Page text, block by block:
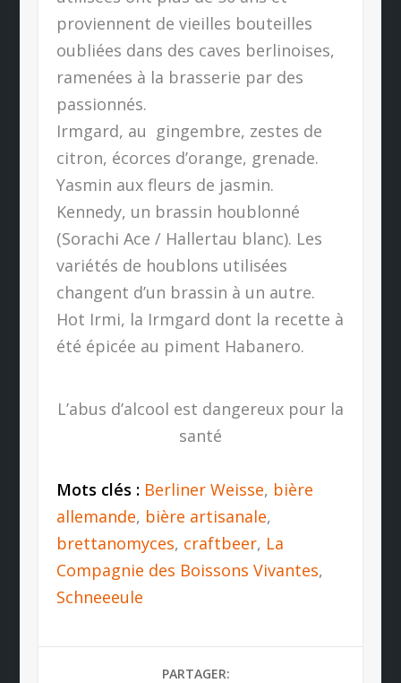
proviennent de vieilles bouteilles
oubliées dans des caves berlinoises,
ramenées à la brasserie par des
passionnés.
Irmgard, au gingembre, zestes de
citron, écorces d’orange, grenade.
Yasmin aux fleurs de jasmin.
Kennedy, un brassin houblonné
(Sorachi Ace / Hallertau blanc). Les
variétés de houblons utilisées
changent d’un brassin à un autre.
Hot Irmi, la Irmgard dont la recette à
été épicée au piment Habanero.
L’abus d’alcool est dangereux pour la
santé
Mots clés : Berliner Weisse, bière
allemande, bière artisanale,
brettanomyces, craftbeer, La
Compagnie des Boissons Vivantes,
Schneeeule
PARTAGER: